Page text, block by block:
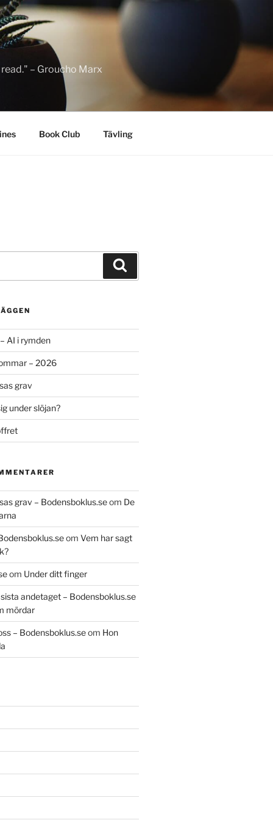
– Groucho Marx
Book Club Tävling
AI i rymden
– 2026
grav
under slöjan?
grav – Bodensboklus.seom De
om Vem har sagt
om Under ditt finger
andetaget – Bodensboklus.se
mördar
– Bodensboklus.seom Hon